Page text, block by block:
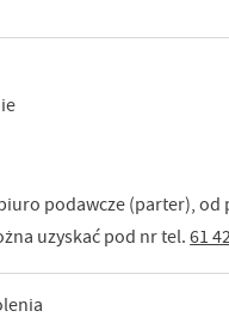
podawcze (parter),
uzyskać pod nr tel.61